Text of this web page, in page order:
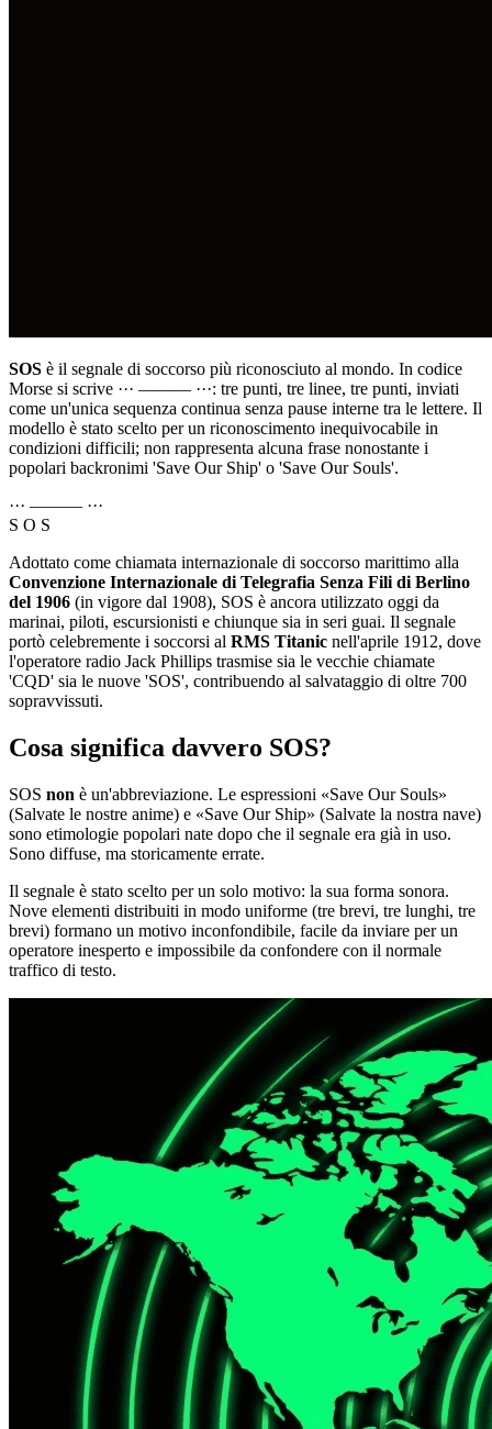
SOS è il segnale di soccorso più riconosciuto al mondo. In codice
Morse si scrive ··· ——— ···: tre punti, tre linee, tre punti, inviati
come un'unica sequenza continua senza pause interne tra le lettere. Il
modello è stato scelto per un riconoscimento inequivocabile in
condizioni difficili; non rappresenta alcuna frase nonostante i
popolari backronimi 'Save Our Ship' o 'Save Our Souls'.
··· ——— ···
S O S
Adottato come chiamata internazionale di soccorso marittimo alla
Convenzione Internazionale di Telegrafia Senza Fili di Berlino
del 1906 (in vigore dal 1908), SOS è ancora utilizzato oggi da
marinai, piloti, escursionisti e chiunque sia in seri guai. Il segnale
portò celebremente i soccorsi al RMS Titanic nell'aprile 1912, dove
l'operatore radio Jack Phillips trasmise sia le vecchie chiamate
'CQD' sia le nuove 'SOS', contribuendo al salvataggio di oltre 700
sopravvissuti.
Cosa significa davvero SOS?
SOS non è un'abbreviazione. Le espressioni «Save Our Souls»
(Salvate le nostre anime) e «Save Our Ship» (Salvate la nostra nave)
sono etimologie popolari nate dopo che il segnale era già in uso.
Sono diffuse, ma storicamente errate.
Il segnale è stato scelto per un solo motivo: la sua forma sonora.
Nove elementi distribuiti in modo uniforme (tre brevi, tre lunghi, tre
brevi) formano un motivo inconfondibile, facile da inviare per un
operatore inesperto e impossibile da confondere con il normale
traffico di testo.